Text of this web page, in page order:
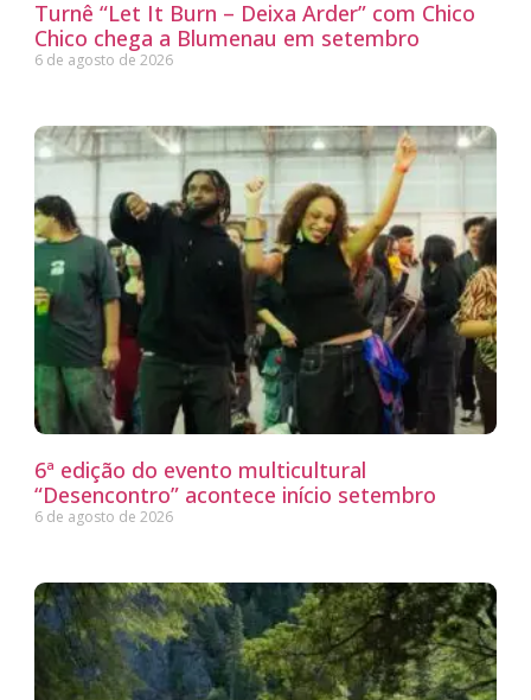
Turnê “Let It Burn – Deixa Arder” com Chico
Chico chega a Blumenau em setembro
6 de agosto de 2026
6ª edição do evento multicultural
“Desencontro” acontece início setembro
6 de agosto de 2026